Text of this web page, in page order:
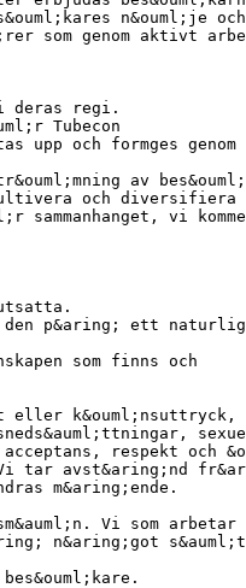
n&ouml;je
som genom aktivt
deras regi.
Tubecon
och formges genom
av
och
vi
den p&aring; ett
som finns och
eller
respekt och
avst&aring;nd
m&aring;ende.
Vi som arbetar
n&aring;got